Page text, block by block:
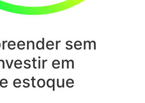
sem
em
estoque